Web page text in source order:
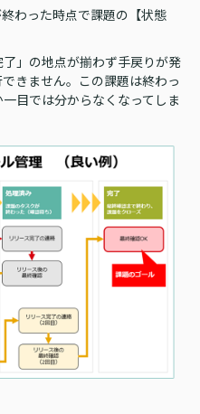
わった時点で課題の【状態
」の地点が揃わず手戻りが発
きません。この課題は終わっ
目では分からなくなってしま